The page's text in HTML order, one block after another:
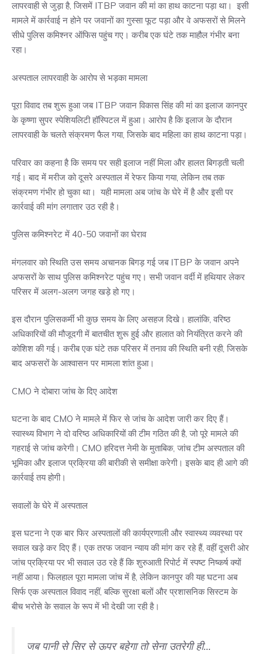
लापरवाही से जुड़ा है, जिसमें ITBP जवान की मां का हाथ काटना पड़ा था। इसी
मामले में कार्रवाई न होने पर जवानों का गुस्सा फूट पड़ा और वे अफसरों से मिलने
सीधे पुलिस कमिश्नर ऑफिस पहुंच गए। करीब एक घंटे तक माहौल गंभीर बना
रहा।
अस्पताल लापरवाही के आरोप से भड़का मामला
पूरा विवाद तब शुरू हुआ जब ITBP जवान विकास सिंह की मां का इलाज कानपुर
के कृष्णा सुपर स्पेशियलिटी हॉस्पिटल में हुआ। आरोप है कि इलाज के दौरान
लापरवाही के चलते संक्रमण फैल गया, जिसके बाद महिला का हाथ काटना पड़ा।
परिवार का कहना है कि समय पर सही इलाज नहीं मिला और हालत बिगड़ती चली
गई। बाद में मरीज को दूसरे अस्पताल में रेफर किया गया, लेकिन तब तक
संक्रमण गंभीर हो चुका था। यही मामला अब जांच के घेरे में है और इसी पर
कार्रवाई की मांग लगातार उठ रही है।
पुलिस कमिश्नरेट में 40-50 जवानों का घेराव
मंगलवार को स्थिति उस समय अचानक बिगड़ गई जब ITBP के जवान अपने
अफसरों के साथ पुलिस कमिश्नरेट पहुंच गए। सभी जवान वर्दी में हथियार लेकर
परिसर में अलग-अलग जगह खड़े हो गए।
इस दौरान पुलिसकर्मी भी कुछ समय के लिए असहज दिखे। हालांकि, वरिष्ठ
अधिकारियों की मौजूदगी में बातचीत शुरू हुई और हालात को नियंत्रित करने की
कोशिश की गई। करीब एक घंटे तक परिसर में तनाव की स्थिति बनी रही, जिसके
बाद अफसरों के आश्वासन पर मामला शांत हुआ।
CMO ने दोबारा जांच के दिए आदेश
घटना के बाद CMO ने मामले में फिर से जांच के आदेश जारी कर दिए हैं।
स्वास्थ्य विभाग ने दो वरिष्ठ अधिकारियों की टीम गठित की है, जो पूरे मामले की
गहराई से जांच करेगी। CMO हरिदत्त नेमी के मुताबिक, जांच टीम अस्पताल की
भूमिका और इलाज प्रक्रिया की बारीकी से समीक्षा करेगी। इसके बाद ही आगे की
कार्रवाई तय होगी।
सवालों के घेरे में अस्पताल
इस घटना ने एक बार फिर अस्पतालों की कार्यप्रणाली और स्वास्थ्य व्यवस्था पर
सवाल खड़े कर दिए हैं। एक तरफ जवान न्याय की मांग कर रहे हैं, वहीं दूसरी ओर
जांच प्रक्रिया पर भी सवाल उठ रहे हैं कि शुरुआती रिपोर्ट में स्पष्ट निष्कर्ष क्यों
नहीं आया। फिलहाल पूरा मामला जांच में है, लेकिन कानपुर की यह घटना अब
सिर्फ एक अस्पताल विवाद नहीं, बल्कि सुरक्षा बलों और प्रशासनिक सिस्टम के
बीच भरोसे के सवाल के रूप में भी देखी जा रही है।
जब पानी से सिर से ऊपर बहेगा तो सेना उतरेगी ही…